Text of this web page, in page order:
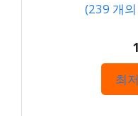
(239 개
최